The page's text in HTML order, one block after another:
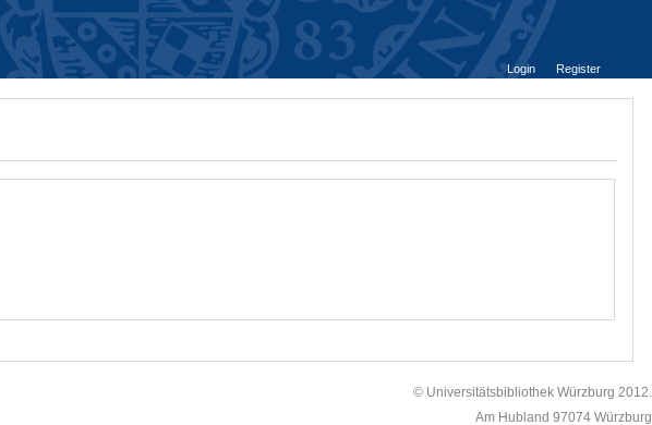
Login
Register
© Universitätsbibliothek Würzburg 2012.
Am Hubland 97074 Würzburg